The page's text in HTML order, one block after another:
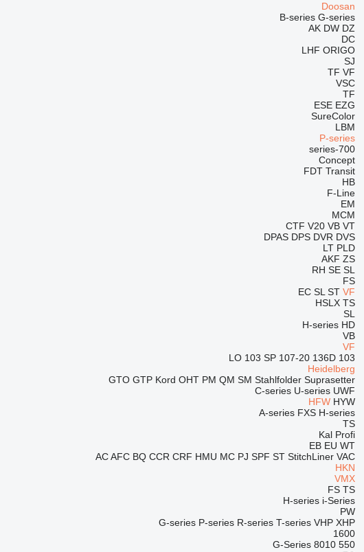
Doosan
B-series G-series
AK DW DZ
DC
LHF ORIGO
SJ
TF VF
VSC
TF
ESE EZG
SureColor
LBM
P-series
700-series
Concept
FDT Transit
HB
F-Line
EM
MCM
CTF V20 VB VT
DPAS DPS DVR DVS
LT PLD
AKF ZS
RH SE SL
FS
EC SL ST VF
HSLX TS
SL
H-series HD
VB
VF
103 LO
103 SP 107-20 136D
Heidelberg
GTO GTP Kord OHT PM QM SM Stahlfolder Suprasetter
C-series U-series UWF
HFW HYW
A-series FXS H-series
TS
Kal Profi
EB EU WT
AC AFC BQ CCR CRF HMU MC PJ SPF ST StitchLiner VAC
HKN
VMX
FS TS
H-series i-Series
PW
G-series P-series R-series T-series VHP XHP
1600
550
8010
G-Series